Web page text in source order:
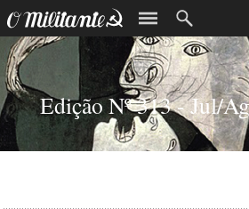
Edição Nº 313 - Jul/